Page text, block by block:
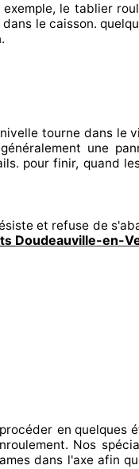
le tablier
dans le caisson.
tourne dans le
une
pour finir, quand
et refuse de
Doudeauville-en-
en quelques
Nos
dans l'axe afin